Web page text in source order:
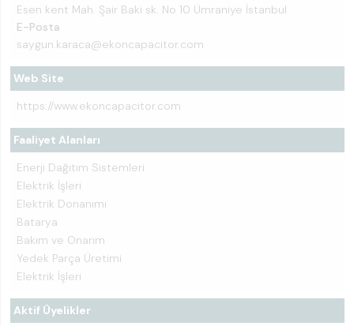
Esen kent Mah. Şair Baki sk. No 10 Ümraniye İstanbul
E-Posta
saygun.karaca@ekoncapacitor.com
Web Site
https://www.ekoncapacitor.com
Faaliyet Alanları
Enerji Dağıtım Sistemleri
Elektrik İşleri
Elektrik Donanımı
Batarya
Bakım ve Onarım
Yedek Parça Üretimi
Elektrik İşleri
Aktif Üyelikler